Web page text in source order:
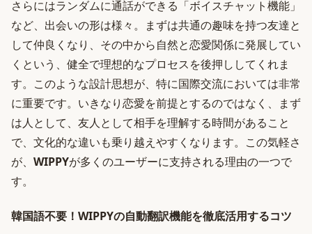
さらにはランダムに通話ができる「ボイスチャット機能」
など、出会いの形は様々。まずは共通の趣味を持つ友達と
して仲良くなり、その中から自然と恋愛関係に発展してい
くという、健全で理想的なプロセスを後押ししてくれま
す。このような設計思想が、特に国際交流においては非常
に重要です。いきなり恋愛を前提とするのではなく、まず
は人として、友人として相手を理解する時間があること
で、文化的な違いも乗り越えやすくなります。この気軽さ
が、 WIPPYが多くのユーザーに支持される理由の一つで
す。
韓国語不要！WIPPYの自動翻訳機能を徹底活用するコツ